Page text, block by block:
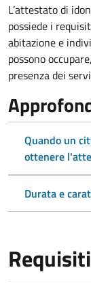
L’attestato di
possiede i
abitazione e
possono
presenza dei
Quando un
ottenere
Durata e
Requisiti